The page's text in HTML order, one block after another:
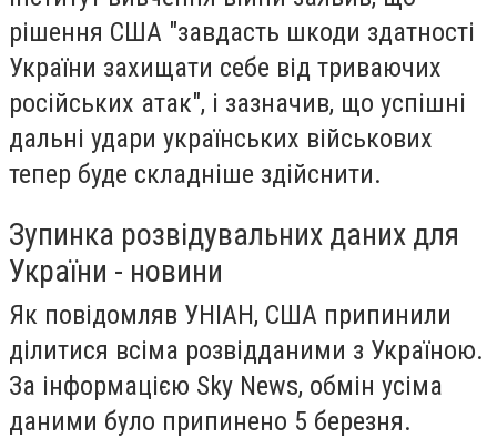
рішення США "завдасть шкоди здатності
України захищати себе від триваючих
російських атак", і зазначив, що успішні
дальні удари українських військових
тепер буде складніше здійснити.
Зупинка розвідувальних даних для
України - новини
Як повідомляв УНІАН, США припинили
ділитися всіма розвідданими з Україною.
За інформацією Sky News, обмін усіма
даними було припинено 5 березня.